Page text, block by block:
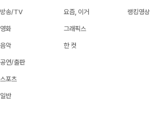
방송/TV
영화
음악
공연/출판
스포츠
일반
요즘, 이거
그래픽스
한 컷
랭킹영상